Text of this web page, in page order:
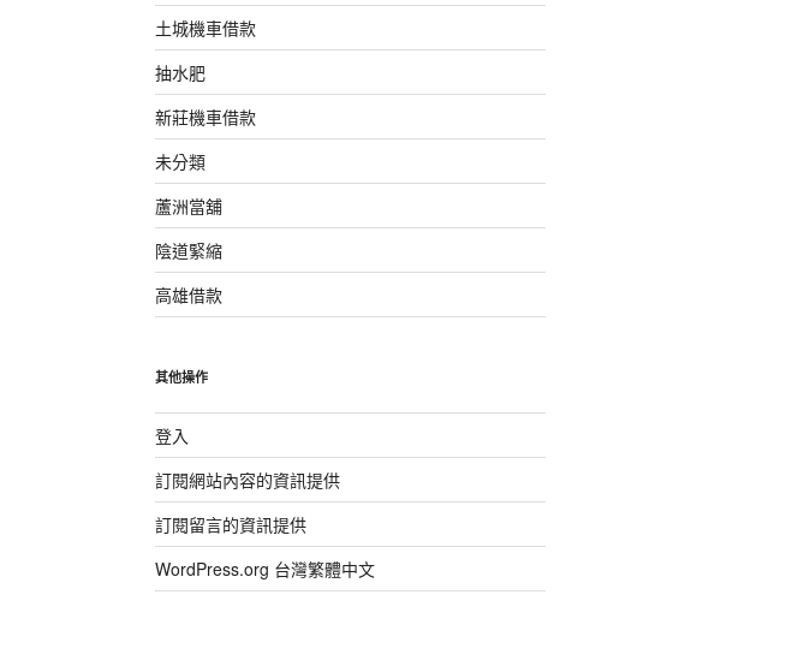
土城機車借款
抽水肥
新莊機車借款
未分類
蘆洲當舖
陰道緊縮
高雄借款
其他操作
登入
訂閱網站內容的資訊提供
訂閱留言的資訊提供
WordPress.org 台灣繁體中文